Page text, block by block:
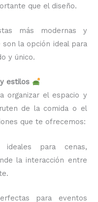
que el diseño.
más modernas y
son la opción ideal para
y único.
estilos
organizar el espacio y
de la comida o el
que te ofrecemos:
para cenas,
la interacción entre
para eventos